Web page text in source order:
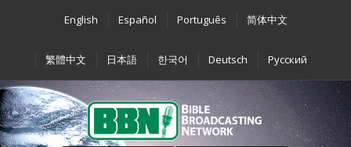
English Español Português 简体中文
繁體中文 日本語 한국어 Deutsch Pусский